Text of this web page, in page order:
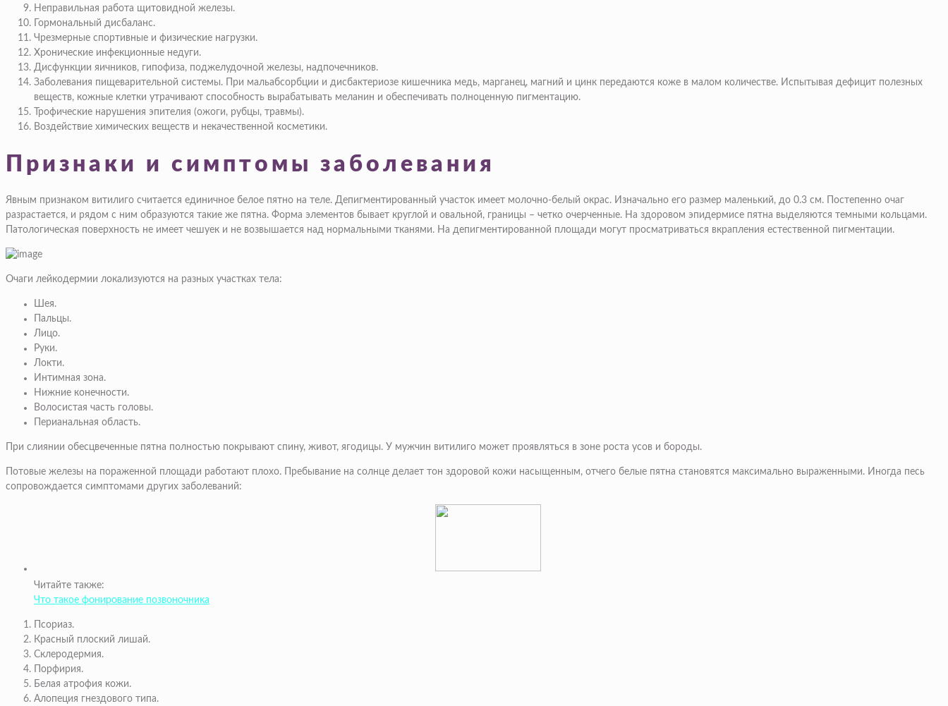
Неправильная работа щитовидной железы.
Гормональный дисбаланс.
Чрезмерные спортивные и физические нагрузки.
Хронические инфекционные недуги.
Дисфункции яичников, гипофиза, поджелудочной железы, надпочечников.
Заболевания пищеварительной системы. При мальабсорбции и дисбактериозе кишечника медь, марганец, магний и цинк передаются коже в малом количестве. Испытывая дефицит полезных
веществ, кожные клетки утрачивают способность вырабатывать меланин и обеспечивать полноценную пигментацию.
Трофические нарушения эпителия (ожоги, рубцы, травмы).
Воздействие химических веществ и некачественной косметики.
Признаки и симптомы заболевания
Явным признаком витилиго считается единичное белое пятно на теле. Депигментированный участок имеет молочно-белый окрас. Изначально его размер маленький, до 0.3 см. Постепенно очаг
разрастается, и рядом с ним образуются такие же пятна. Форма элементов бывает круглой и овальной, границы – четко очерченные. На здоровом эпидермисе пятна выделяются темными кольцами.
Патологическая поверхность не имеет чешуек и не возвышается над нормальными тканями. На депигментированной площади могут просматриваться вкрапления естественной пигментации.
Очаги лейкодермии локализуются на разных участках тела:
Шея.
Пальцы.
Лицо.
Руки.
Локти.
Интимная зона.
Нижние конечности.
Волосистая часть головы.
Перианальная область.
При слиянии обесцвеченные пятна полностью покрывают спину, живот, ягодицы. У мужчин витилиго может проявляться в зоне роста усов и бороды.
Потовые железы на пораженной площади работают плохо. Пребывание на солнце делает тон здоровой кожи насыщенным, отчего белые пятна становятся максимально выраженными. Иногда песь
сопровождается симптомами других заболеваний:
Читайте также:
Что такое фонирование позвоночника
Псориаз.
Красный плоский лишай.
Склеродермия.
Порфирия.
Белая атрофия кожи.
Алопеция гнездового типа.